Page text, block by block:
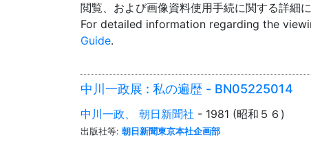
閲覧、および画像資料使用手続に関する詳細
For detailed information regarding the
Guide.
中川一政展 : 私の遍歴 - BN05225014
中川一政、 朝日新聞社 - 1981 (昭和５６)
出版社等: 朝日新聞東京本社企画部